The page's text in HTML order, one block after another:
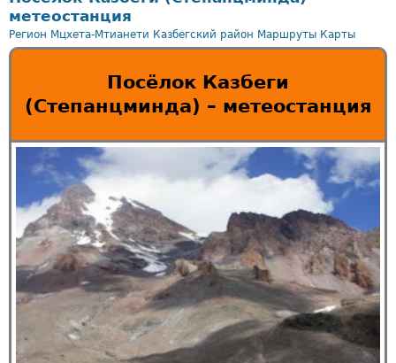
метеостанция
Регион Мцхета-Мтианети Казбегский район Маршруты Карты
Посёлок Казбеги
(Степанцминда) – метеостанция